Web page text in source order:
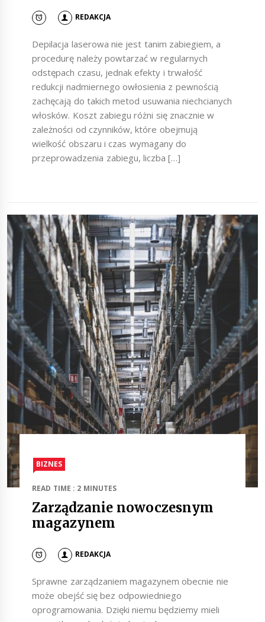
REDAKCJA
Depilacja laserowa nie jest tanim zabiegiem, a
procedurę należy powtarzać w regularnych
odstępach czasu, jednak efekty i trwałość
redukcji nadmiernego owłosienia z pewnością
zachęcają do takich metod usuwania niechcianych
włosków. Koszt zabiegu różni się znacznie w
zależności od czynników, które obejmują
wielkość obszaru i czas wymagany do
przeprowadzenia zabiegu, liczba […]
BIZNES
READ TIME : 2 MINUTES
Zarządzanie nowoczesnym
magazynem
REDAKCJA
Sprawne zarządzaniem magazynem obecnie nie
może obejść się bez odpowiedniego
oprogramowania. Dzięki niemu będziemy mieli